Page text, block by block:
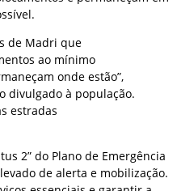
de Madri que
ao mínimo
onde estão”,
divulgado à população.
estradas
2” do Plano de Emergência
de alerta e mobilização.